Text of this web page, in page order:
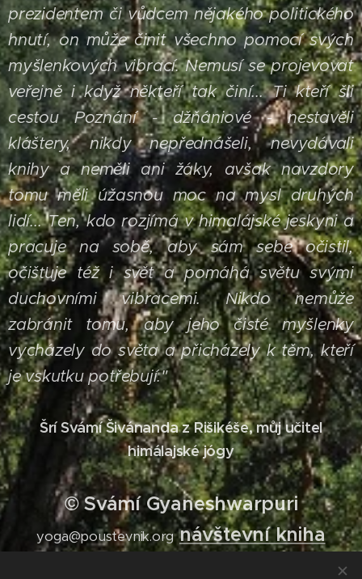
prezidentem či vůdcem nějakého politického
hnutí, on může činit všechno pomocí svých
myšlenkových vibrací. Nemusí se projevovat
veřejně i když někteří tak činí...Ti kteří šli
cestou Poznání - džňániové - nestavěli
kláštery, nikdy nepřednášeli, nevydávali
knihy a neměli ani žáky, avšak navzdory
tomu měli úžasnou moc na mysl druhých
lidí... Ten, kdo rozjímá v himalájské jeskyni a
pracuje na sobě, aby sám sebe očistil,
očišťuje též i svět a pomáhá světu svými
duchovními vibracemi. Nikdo nemůže
zabránit tomu, aby jeho čisté myšlenky
vycházely do světa a přicházely k těm, kteří
je vskutku potřebují."
Šrí Svámí Šivánanda z Rišikéše, můj učitel
himálajské jógy
© Svámí Gyaneshwarpuri
yoga@poustevnik.org návštevní kniha